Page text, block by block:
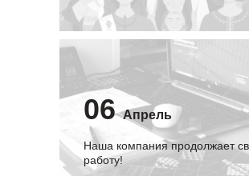
06 Апрель
Наша компания продолжает
работу!